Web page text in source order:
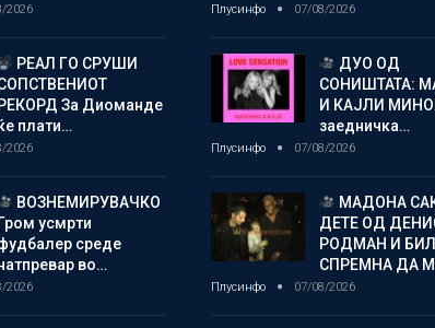
2026
РЕАЛ ГО СРУШИ
За Диоманде
плати…
2026
ВОЗНЕМИРУВАЧКО
усмрти
среде
во…
2026
Плусинфо 07/08/2026
ДУО ОД
СОНИШТАТА:
И КАЈЛИ
заедничка…
Плусинфо 07/08/2026
МАДОНА
ДЕТЕ ОД
РОДМАН И
СПРЕМНА ДА
Плусинфо 07/08/2026